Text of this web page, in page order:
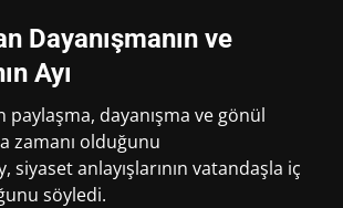
Dayanışmanın ve
Ayı
paylaşma, dayanışma ve gönül
zamanı olduğunu
siyaset anlayışlarının vatandaşla iç
söyledi.